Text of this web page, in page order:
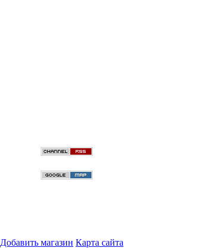
Добавить магазин Карта сайта